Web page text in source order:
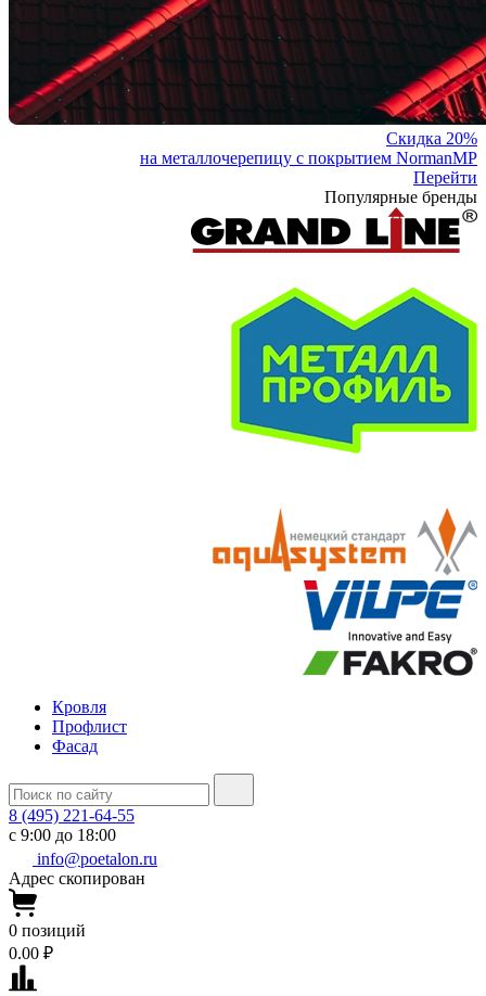
Скидка 20%
на металлочерепицу с покрытием NormanMP
Перейти
Популярные бренды
Кровля
Профлист
Фасад
8 (495) 221-64-55
с 9:00 до 18:00
info@poetalon.ru
Адрес скопирован
0 позиций
0.00 ₽